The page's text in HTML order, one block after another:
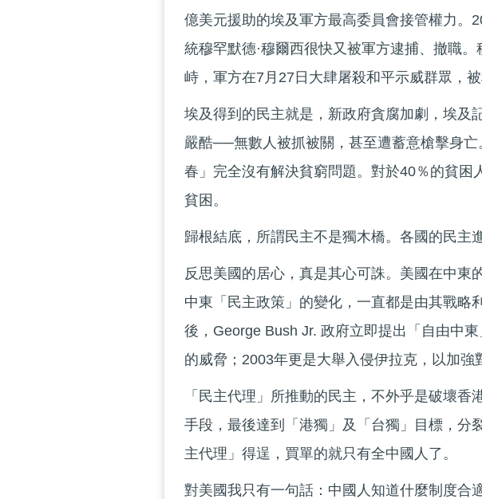
億美元援助的埃及軍方最高委員會接管權力。
統穆罕默德·穆爾西很快又被軍方逮捕、撤職
峙，軍方在7月27日大肆屠殺和平示威群眾，
埃及得到的民主就是，新政府貪腐加劇，埃及
嚴酷──無數人被抓被關，甚至遭蓄意槍擊身
春」完全沒有解決貧窮問題。對於40％的貧困
貧困。
歸根結底，所謂民主不是獨木橋。各國的民主
反思美國的居心，真是其心可誅。美國在中東
中東「民主政策」的變化，一直都是由其戰略
後，George Bush Jr. 政府立即提出「自由中
的威脅；2003年更是大舉入侵伊拉克，以加強
「民主代理」所推動的民主，不外乎是破壞
手段，最後達到「港獨」及「台獨」目標，分
主代理」得逞，買單的就只有全中國人了。
對美國我只有一句話：中國人知道什麼制度合